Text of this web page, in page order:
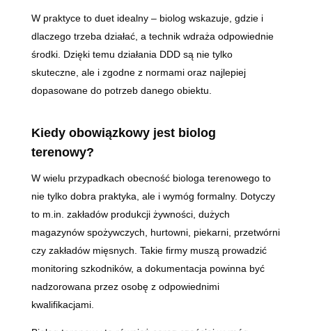
W praktyce to duet idealny – biolog wskazuje, gdzie i
dlaczego trzeba działać, a technik wdraża odpowiednie
środki. Dzięki temu działania DDD są nie tylko
skuteczne, ale i zgodne z normami oraz najlepiej
dopasowane do potrzeb danego obiektu.
Kiedy obowiązkowy jest biolog
terenowy?
W wielu przypadkach obecność biologa terenowego to
nie tylko dobra praktyka, ale i wymóg formalny. Dotyczy
to m.in. zakładów produkcji żywności, dużych
magazynów spożywczych, hurtowni, piekarni, przetwórni
czy zakładów mięsnych. Takie firmy muszą prowadzić
monitoring szkodników, a dokumentacja powinna być
nadzorowana przez osobę z odpowiednimi
kwalifikacjami.